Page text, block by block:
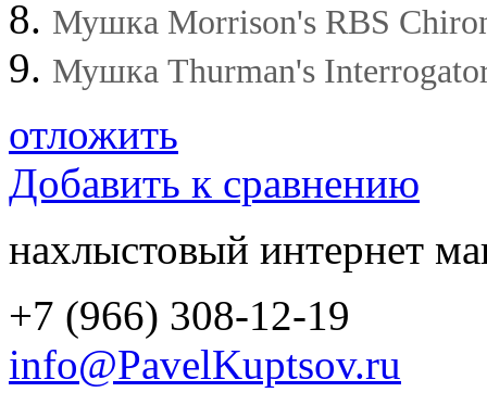
Мушка Morrison's RBS
Мушка Thurman's
отложить
Добавить к сравнению
нахлыстовый интернет
+7 (966) 308-12-19
info@PavelKuptsov.ru